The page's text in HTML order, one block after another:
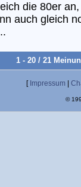
die 80er
auch gleich
1 - 20 / 21
[ Impressum
©